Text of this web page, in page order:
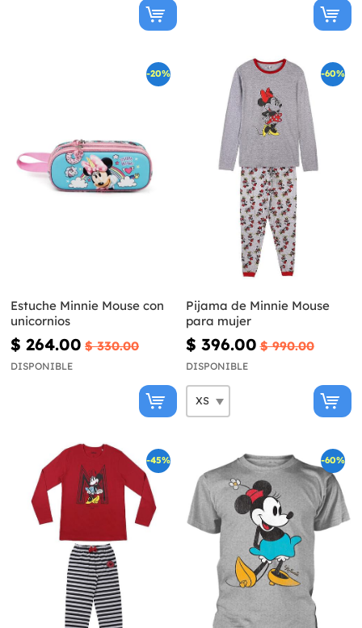
-20%
Estuche Minnie Mouse con
unicornios
$ 264.00 $ 330.00
DISPONIBLE
-60%
Pijama de Minnie Mouse
para mujer
$ 396.00 $ 990.00
DISPONIBLE
-45% -60%